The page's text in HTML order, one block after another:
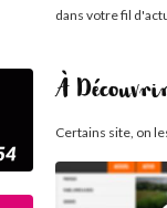
dans votre fil
À
Certains site, on